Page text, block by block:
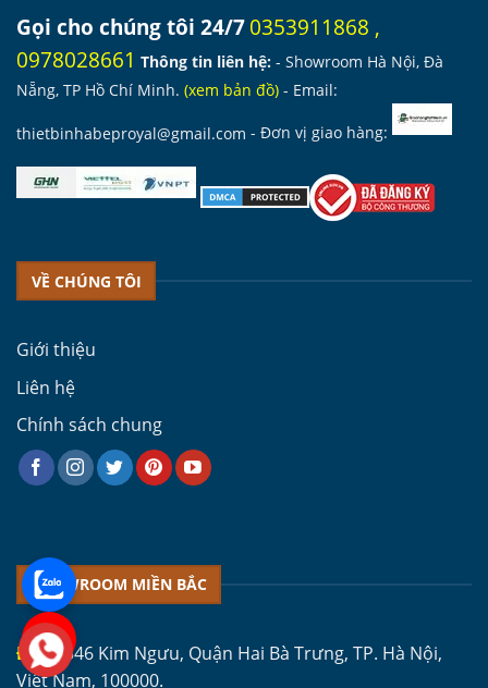
Gọi cho chúng tôi 24/70353911868 ,
0978028661 Thông tin liên hệ: - Showroom Hà Nội, Đà
Nẵng, TP Hồ Chí Minh. (xem bản đồ) - Email:
thietbinhabeproyal@gmail.com - Đơn vị giao hàng:
VỀ CHÚNG TÔI
Giới thiệu
Liên hệ
Chính sách chung
SHOWROOM MIỀN BẮC
ĐC 1:346 Kim Ngưu, Quận Hai Bà Trưng, TP. Hà Nội,
Việt Nam, 100000.